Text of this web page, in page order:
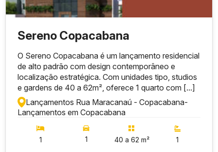
Sereno Copacabana
O Sereno Copacabana é um lançamento residencial
de alto padrão com design contemporâneo e
localização estratégica. Com unidades tipo, studios
e gardens de 40 a 62m², oferece 1 quarto com [...]
Lançamentos Rua Maracanaú - Copacabana-
Lançamentos em Copacabana
1 1 40 a 62 m² 1